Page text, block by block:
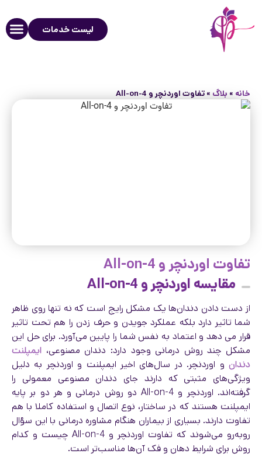
لیست خدمات
خانه » بلاگ » تفاوت اوردنچر و All-on-4
تفاوت اوردنچر و All-on-4
مقایسه اوردنچر و All-on-4
از دست دادن دندان‌ها یک مشکل رایج است که نه تنها روی ظاهر
شما تاثیر دارد بلکه عملکرد جویدن و حرف زدن را هم تحت تاثیر
قرار می دهد و اعتماد به نفس شما را پایین می‌آورد. برای حل این
مشکل چند روش درمانی وجود دارد: دندان مصنوعی، ایمپلنت
دندان و اوردنچر. در سال‌های اخیر ایمپلنت و اوردنچر به دلیل
ویژگی‌های مثبتی که دارند جای دندان مصنوعی معمولی را
گرفته‌اند. اوردنچر و All-on-4 دو روش درمانی و هر دو بر پایه
ایمپلنت هستند که در ساختار، نوع اتصال و استفاده کاملا با هم
تفاوت دارند. بسیاری از بیماران هنگام مشاوره درمانی با این سؤال
روبه‌رو می‌شوند که تفاوت اوردنچر و All-on-4 چیست و کدام
روش برای شرایط دهان و فک آن‌ها مناسب‌تر است.